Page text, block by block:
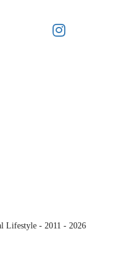
Lifestyle - 2011 - 2026